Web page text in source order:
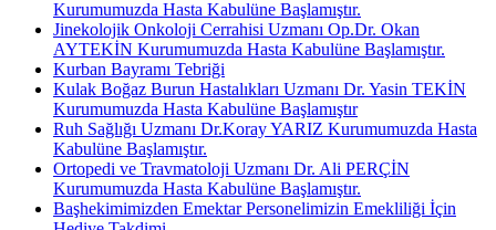
Kurumumuzda Hasta Kabulüne Başlamıştır.
Jinekolojik Onkoloji Cerrahisi Uzmanı Op.Dr. Okan
AYTEKİN Kurumumuzda Hasta Kabulüne Başlamıştır.
Kurban Bayramı Tebriği
Kulak Boğaz Burun Hastalıkları Uzmanı Dr. Yasin TEKİN
Kurumumuzda Hasta Kabulüne Başlamıştır
Ruh Sağlığı Uzmanı Dr.Koray YARIZ Kurumumuzda Hasta
Kabulüne Başlamıştır.
Ortopedi ve Travmatoloji Uzmanı Dr. Ali PERÇİN
Kurumumuzda Hasta Kabulüne Başlamıştır.
Başhekimimizden Emektar Personelimizin Emekliliği İçin